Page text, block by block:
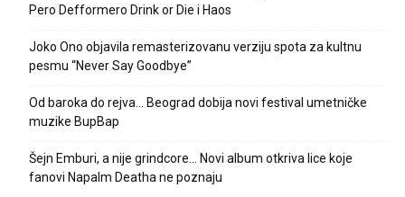
Pero Defformero Drink or Die i Haos
Joko Ono objavila remasterizovanu verziju spota za kultnu
pesmu “Never Say Goodbye”
Od baroka do rejva… Beograd dobija novi festival umetničke
muzike BupBap
Šejn Emburi, a nije grindcore… Novi album otkriva lice koje
fanovi Napalm Deatha ne poznaju